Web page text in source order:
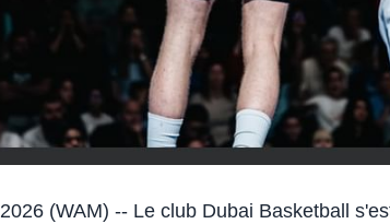
(WAM) -- Le club Dubai Basketball